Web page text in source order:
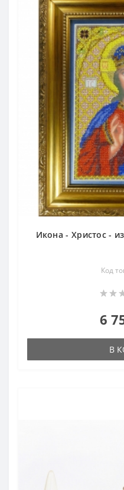
Икона - Христос -
Код
6
В